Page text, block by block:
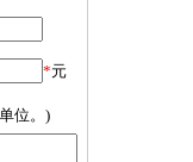
*元
位。)